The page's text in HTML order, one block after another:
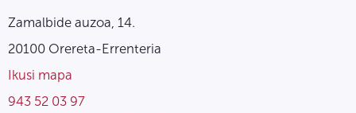
Zamalbide auzoa, 14.
20100 Orereta-Errenteria
Ikusi mapa
943 52 03 97